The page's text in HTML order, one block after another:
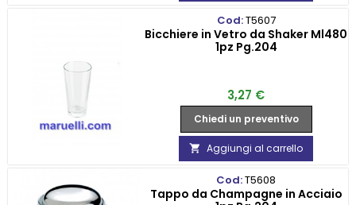
Cod:T5607
Bicchiere in Vetro da Shaker Ml480
1pz Pg.204
Prezzo
3,27 €
Chiedi un preventivo
 Aggiungi al carrello
Cod:T5608
Tappo da Champagne in Acciaio